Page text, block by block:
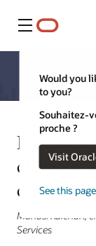
Menu
Would you
to you?
Souhaitez-
proche ?
Visit
See this
clé pour
chaîne
Manasi Kalchuri,
Services